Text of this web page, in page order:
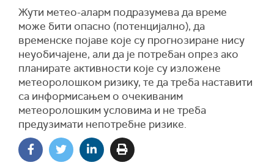
Жути метео-аларм подразумева да време
може бити опасно (потенцијално), да
временске појаве које су прогнозиране нису
неуобичајене, али да је потребан опрез ако
планирате активности које су изложене
метеоролошком ризику, те да треба наставити
са информисањем о очекиваним
метеоролошким условима и не треба
предузимати непотребне ризике.